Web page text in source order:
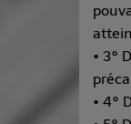
• 3°
• 4°